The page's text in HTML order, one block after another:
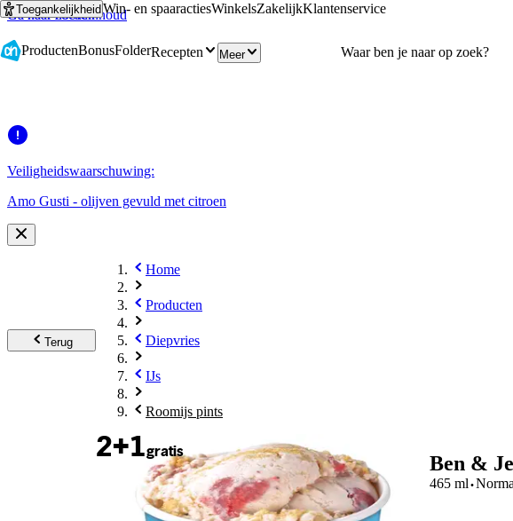
Ga naar hoofdinhoud
Ga naar zoeken
ToegankelijkheidWin- en spaaractiesWinkelsZakelijkKlantenservice
ProductenBonusFolderRecepten Meer
Veiligheidswaarschuwing:
Amo Gusti - olijven gevuld met citroen
Terug
Home
Producten
Diepvries
IJs
Roomijs pints
2+1gratis Ben &
465 ml·